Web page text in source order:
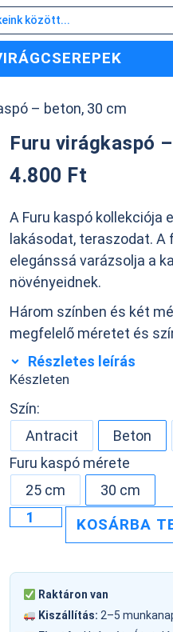
– beton, 30 cm
Furu virágkaspó
4.800 Ft
A Furu kaspó kollekciója
lakásodat, teraszodat. A
elegánssá varázsolja a
növényeidnek.
Három színben és két
megfelelő méretet és
Részletes leírás
Készleten
Szín:
Antracit
Beton
Furu kaspó mérete
25 cm
30 cm
KOSÁRBA
Raktáron van
Kiszállítás: 2–5